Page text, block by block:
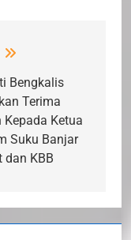
Bengkalis
Terima
Kepada Ketua
Suku Banjar
dan KBB